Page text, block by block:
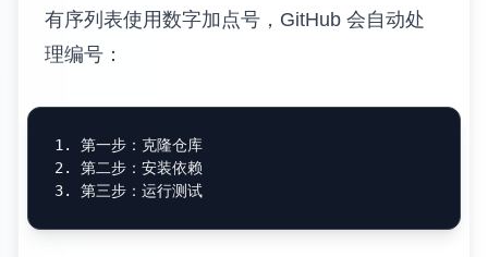
有序列表使用数字加点号，GitHub 会自动处
理编号：
1.
2.
3.